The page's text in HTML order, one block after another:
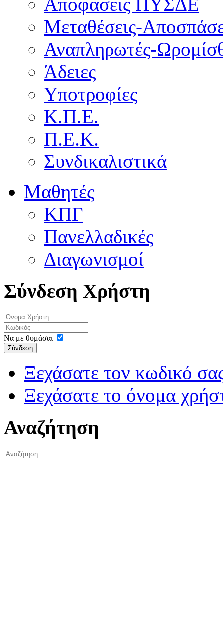
Μεταθέσεις-
Αναπληρωτές-
Άδειες
Υποτροφίες
Κ.Π.Ε.
Π.Ε.Κ.
Συνδικαλιστικά
Μαθητές
ΚΠΓ
Πανελλαδικές
Διαγωνισμοί
Σύνδεση Χρήστη
Να με θυμάσαι
Σύνδεση
Ξεχάσατε τον κωδικό
Ξεχάσατε το όνομα
Αναζήτηση